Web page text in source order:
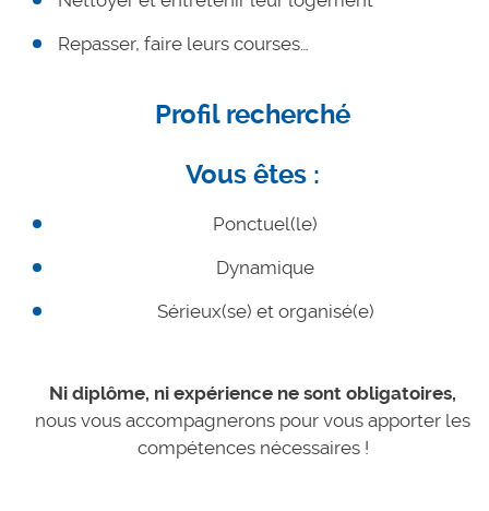
Repasser, faire leurs courses…
Profil recherché
Vous êtes :
Ponctuel(le)
Dynamique
Sérieux(se) et organisé(e)
Ni diplôme, ni expérience ne sont obligatoires,
nous vous accompagnerons pour vous apporter les
compétences nécessaires !